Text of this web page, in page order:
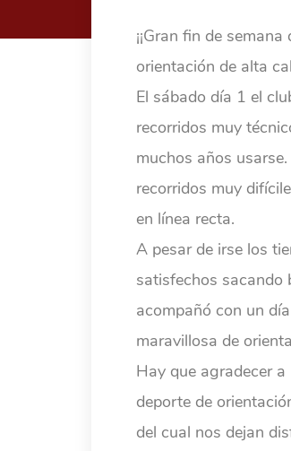
¡¡Gran fin de
orientación de alta
El sábado día 1 el
recorridos muy
muchos años
recorridos muy
en línea recta.
A pesar de irse los
satisfechos sacando
acompañó con un
maravillosa de
Hay que agradecer
deporte de
del cual nos dejan